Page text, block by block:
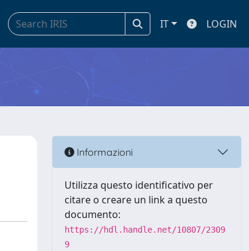
IT LOGIN
Informazioni
Utilizza questo identificativo per
citare o creare un link a questo
documento:
https://hdl.handle.net/10807/2309
9